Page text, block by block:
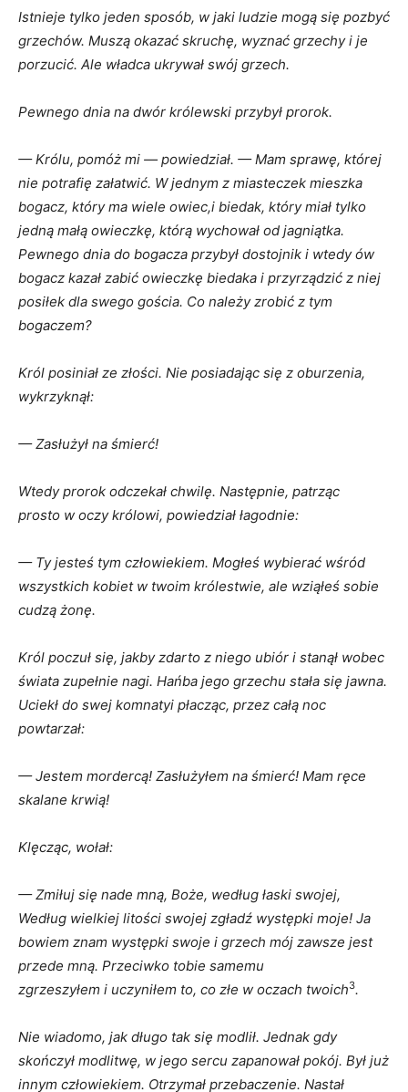
Istnieje tylko jeden sposób, w jaki ludzie mogą się pozbyć
grzechów. Muszą okazać skruchę, wyznać grzechyi je
porzucić. Ale władca ukrywał swój grzech.
Pewnego dnia na dwór królewski przybył prorok.
— Królu, pomóż mi — powiedział. — Mam sprawę, której
nie potrafię załatwić. Wjednym z miasteczek mieszka
bogacz, który ma wiele owiec,i biedak, który miał tylko
jedną małą owieczkę, którą wychował od jagniątka.
Pewnego dnia do bogacza przybył dostojnik i wtedy ów
bogacz kazał zabić owieczkę biedaka i przyrządzić z niej
posiłek dla swego gościa. Co należy zrobić z tym
bogaczem?
Król posiniał ze złości. Nie posiadając się z oburzenia,
wykrzyknął:
— Zasłużył na śmierć!
Wtedy prorok odczekał chwilę. Następnie, patrząc
prosto w oczy królowi, powiedział łagodnie:
— Ty jesteś tym człowiekiem. Mogłeś wybierać wśród
wszystkich kobietw twoim królestwie, ale wziąłeś sobie
cudzą żonę.
Król poczuł się, jakby zdarto z niego ubiór i stanął wobec
świata zupełnie nagi. Hańba jego grzechu stała się jawna.
Uciekł do swej komnatyi płacząc, przez całą noc
powtarzał:
— Jestem mordercą! Zasłużyłem na śmierć! Mam ręce
skalane krwią!
Klęcząc, wołał:
— Zmiłuj się nade mną, Boże, według łaski swojej,
Według wielkiej litości swojej zgładź występki moje! Ja
bowiem znam występki swoje i grzech mój zawsze jest
przede mną. Przeciwko tobie samemu
zgrzeszyłem i uczyniłem to, co złe w oczach twoich3.
Nie wiadomo, jak długo tak się modlił. Jednak gdy
skończył modlitwę, w jego sercu zapanował pokój. Był już
innym człowiekiem. Otrzymał przebaczenie. Nastał